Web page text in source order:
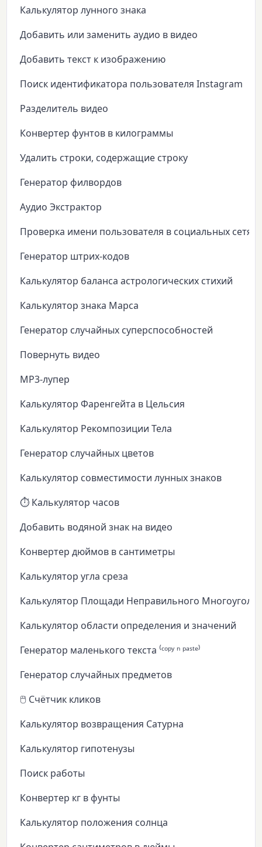
Калькулятор лунного знака
Добавить или заменить аудио в видео
Добавить текст к изображению
Поиск идентификатора пользователя Instagram
Разделитель видео
Конвертер фунтов в килограммы
Удалить строки, содержащие строку
Генератор филвордов
Аудио Экстрактор
Проверка имени пользователя в социальных сетях
Генератор штрих-кодов
Калькулятор баланса астрологических стихий
Калькулятор знака Марса
Генератор случайных суперспособностей
Повернуть видео
MP3-лупер
Калькулятор Фаренгейта в Цельсия
Калькулятор Рекомпозиции Тела
Генератор случайных цветов
Калькулятор совместимости лунных знаков
⏱️ Калькулятор часов
Добавить водяной знак на видео
Конвертер дюймов в сантиметры
Калькулятор угла среза
Калькулятор Площади Неправильного
Калькулятор области определения и значений
Генератор маленького текста ⁽ᶜᵒᵖʸ ⁿ ᵖᵃˢᵗᵉ⁾
Генератор случайных предметов
🖱️ Счётчик кликов
Калькулятор возвращения Сатурна
Калькулятор гипотенузы
Поиск работы
Конвертер кг в фунты
Калькулятор положения солнца